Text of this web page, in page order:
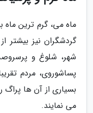
ماه می، گرم ترین ماه
گردشگران نیز بیشتر
شهر، شلوغ و
پساشوروی، مردم
بسیاری از آن ها پراگ
می نمایند.